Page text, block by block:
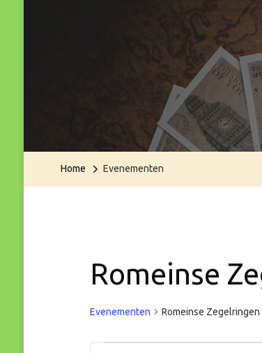
Home Evenementen
Romeinse
Evenementen Romeinse Zegelringen